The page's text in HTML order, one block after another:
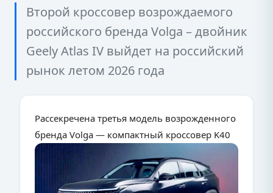
Второй кроссовер возрождаемого
российского бренда Volga – двойник
Geely Atlas IV выйдет на российский
рынок летом 2026 года
Рассекречена третья модель возрожденного
бренда Volga — компактный кроссовер K40